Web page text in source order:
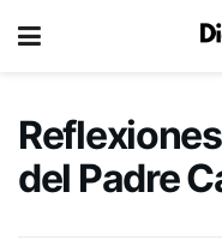
del Padre